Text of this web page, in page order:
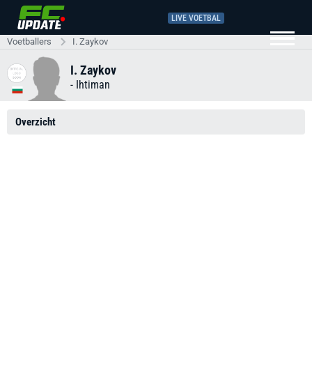
LIVE VOETBAL
Voetballers I. Zaykov
I. Zaykov
- Ihtiman
Overzicht